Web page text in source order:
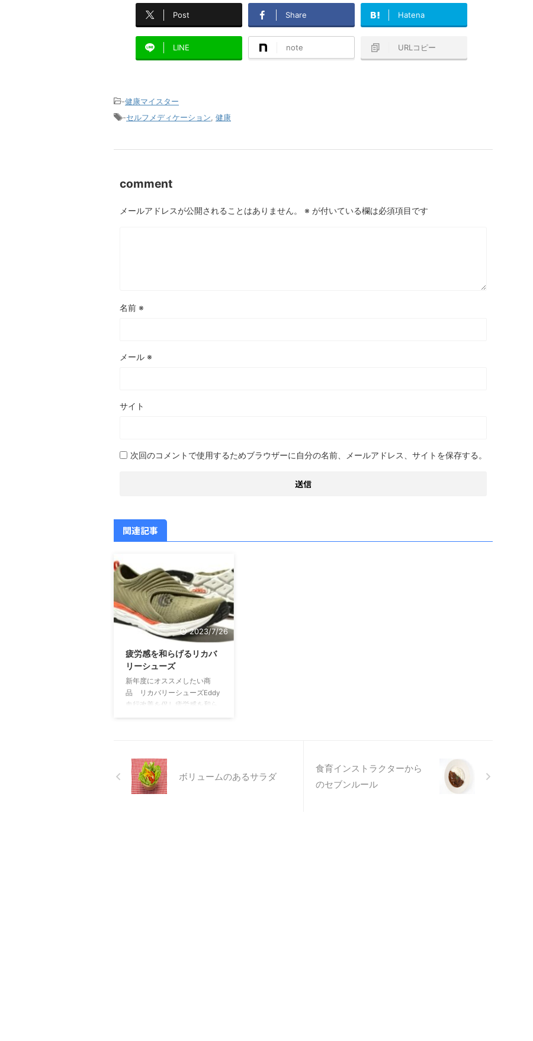
Post Share Hatena
LINE note URLコピー
-健康マイスター
-セルフメディケーション 健康
comment
メールアドレスが公開されることはありません。 ※ が付いている欄は必須項目です
名前 ※
メール ※
サイト
次回のコメントで使用するためブラウザーに自分の名前、メールアドレス、サイトを保存する。
関連記事
2023/7/26
疲労感を和らげるリカバ
リーシューズ
新年度にオススメしたい商
品 リカバリーシューズEddy
血行改善を促し疲労感を和ら
げるインソール付き！リカバ
新潟県長岡市にある山三商事
が長い歴史の中で培ったノウ
ハウと最新の開発技術を駆使
ボリュームのあるサラダ
食育インストラクターから
のセブンルール